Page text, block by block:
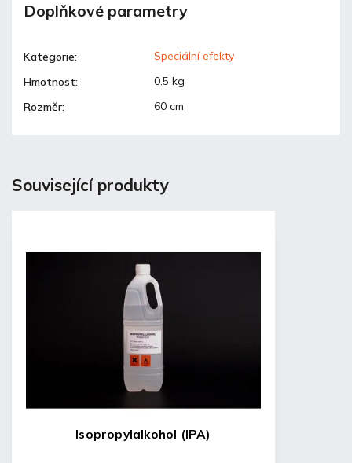
Doplňkové parametry
Kategorie:
Speciální efekty
Hmotnost:
0.5 kg
Rozměr: 60 cm
Související produkty
Isopropylalkohol (IPA)